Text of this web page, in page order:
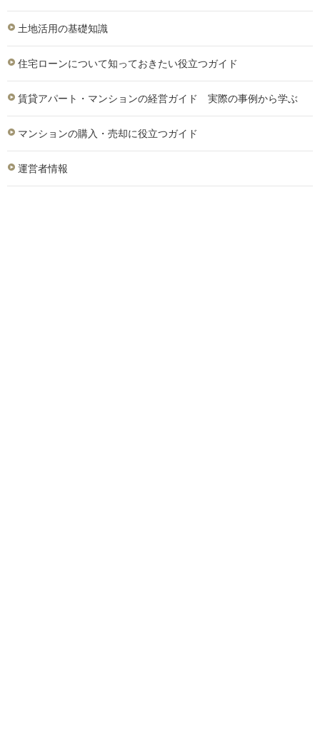
土地活用の基礎知識
住宅ローンについて知っておきたい役立つガイド
賃貸アパート・マンションの経営ガイド 実際の事例から学ぶ
マンションの購入・売却に役立つガイド
運営者情報